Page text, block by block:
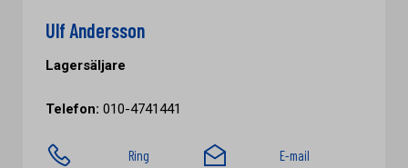
Ulf Andersson
Lagersäljare
Telefon: 010-4741441
Ring E-mail